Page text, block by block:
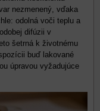
nezmenený, vďaka
odolná voči teplu a
difúzii v
šetrná k životnému
buď lakované
úpravou vyžadujúce